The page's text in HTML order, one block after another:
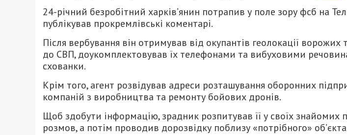
24-річний безробітний харків’янин потрапив у поле зору фсб на
публікував прокремлівські коментарі.
Після вербування він отримував від окупантів геолокації ворожих
до СВП, доукомплектовував їх телефонами та вибуховими
схованки.
Крім того, агент розвідував адреси розташування оборонних
компаній з виробництва та ремонту бойових дронів.
Щоб здобути інформацію, зрадник розпитував її у своїх знайомих
розмов, а потім проводив дорозвідку поблизу «потрібного»